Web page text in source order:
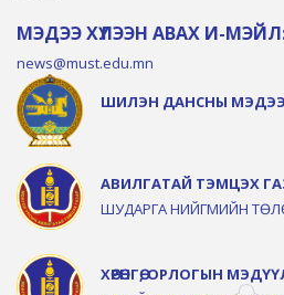
МЭДЭЭ ХҮЛЭЭН АВАХ И-
news@must.edu.mn
ШИЛЭН ДАНСНЫ
АВИЛГАТАЙ ТЭМЦЭХ
ШУДАРГА НИЙГМИЙН
ХӨРӨНГӨ, ОРЛОГЫН